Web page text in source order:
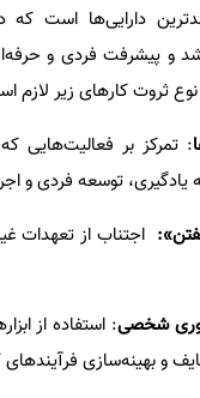
دارایی‌ها است
و پیشرفت فردی و
نوع ثروت کارهای زیر لازم
: تمرکز بر فعالیت‌هایی
یادگیری، توسعه فردی و
اجتناب از تعهدات
شخصی: استفاده از
و بهینه‌سازی